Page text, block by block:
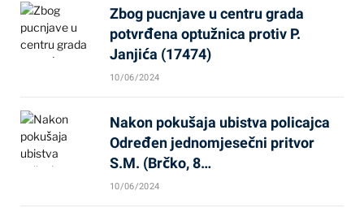
Zbog pucnjave u centru grada
potvrđena optužnica protiv P.
Janjića (17474)
10/06/2024
Nakon pokušaja ubistva policajca
Određen jednomjesečni pritvor
S.M. (Brčko, 8…
10/06/2024